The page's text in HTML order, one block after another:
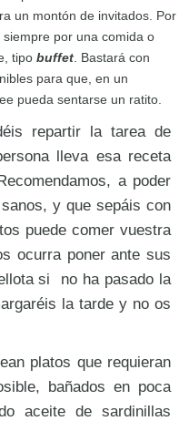
un montón de invitados. Por
por una comida o
tipo buffet . Bastará con
para que, en un
pueda sentarse un ratito.
repartir la tarea de
lleva esa receta
a poder
y que sepáis con
puede comer vuestra
ocurra poner ante sus
si no ha pasado la
la tarde y no os
platos que requieran
bañados en poca
aceite de sardinillas